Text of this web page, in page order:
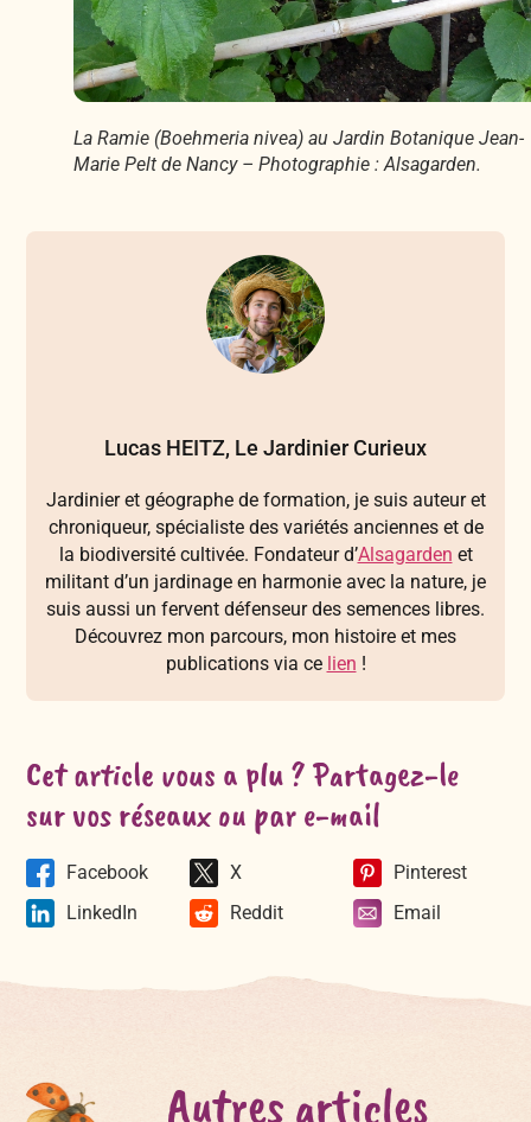
La Ramie (Boehmeria nivea) au Jardin Botanique Jean-
Marie Pelt de Nancy – Photographie : Alsagarden.
Lucas HEITZ, Le Jardinier Curieux
Jardinier et géographe de formation, je suis auteur et
chroniqueur, spécialiste des variétés anciennes et de
la biodiversité cultivée. Fondateur d’Alsagarden et
militant d’un jardinage en harmonie avec la nature, je
suis aussi un fervent défenseur des semences libres.
Découvrez mon parcours, mon histoire et mes
publications via ce lien !
Cet article vous a plu ? Partagez-le
sur vos réseaux ou par e-mail
Facebook X
Pinterest
LinkedIn
Reddit Email
Autres articles